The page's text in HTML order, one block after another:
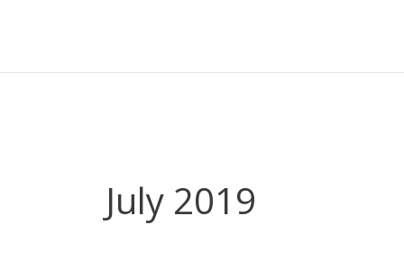
July 2019